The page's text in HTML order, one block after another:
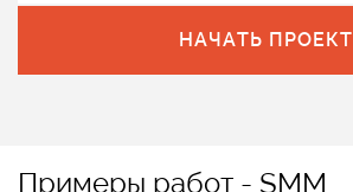
НАЧАТЬ ПРОЕКТ
Примеры работ - SMM